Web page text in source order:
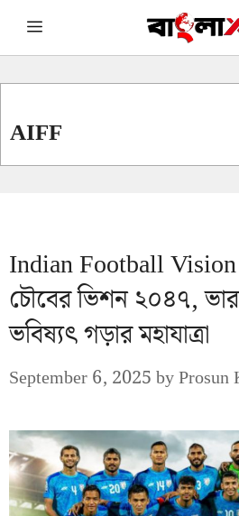
Skip Menu
AIFF
Indian Football
চৌবের ভিশন ২০৪৭,
ভবিষ্যৎ গড়ার মহাযাত্রা
September 6, 2025byProsun